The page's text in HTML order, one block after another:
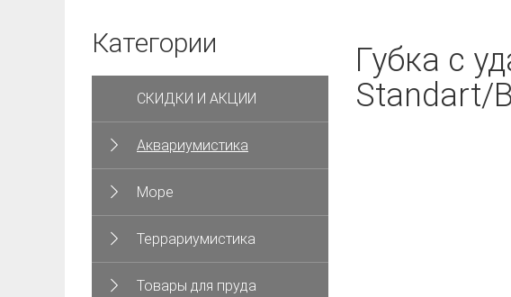
Губка с
Standart/
Категории
СКИДКИ И АКЦИИ
Аквариумистика
Море
Террариумистика
Товары для пруда